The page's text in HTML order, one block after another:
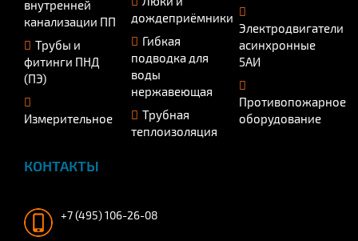
внутренней
канализации ПП
Трубы и
фитинги ПНД
(ПЭ)
Измерительное
дождеприёмники
Гибкая
подводка для
воды
нержавеющая
Трубная
теплоизоляция
Электродвигатели
асинхронные
5АИ
Противопожарное
оборудование
КОНТАКТЫ
+7 (495) 106-26-08